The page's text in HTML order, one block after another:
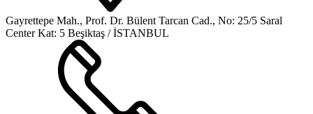
Gayrettepe Mah., Prof. Dr. Bülent Tarcan Cad., No: 25/5 Saral
Center Kat: 5 Beşiktaş / İSTANBUL